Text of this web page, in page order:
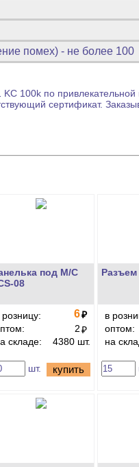
помех) - не более 100
KC 100k по привлекательной
сертификат.
под М/С
08
розницу: 6₽
2₽
складе:
4380 шт.
шт. купить
Разъем
в
оптом:
на